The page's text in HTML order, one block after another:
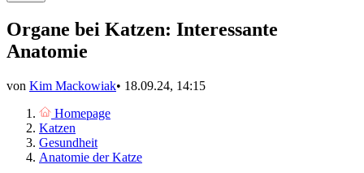
Organe bei Katzen: Interessante
Anatomie
von Kim Mackowiak• 18.09.24, 14:15
Homepage
Katzen
Gesundheit
Anatomie der Katze